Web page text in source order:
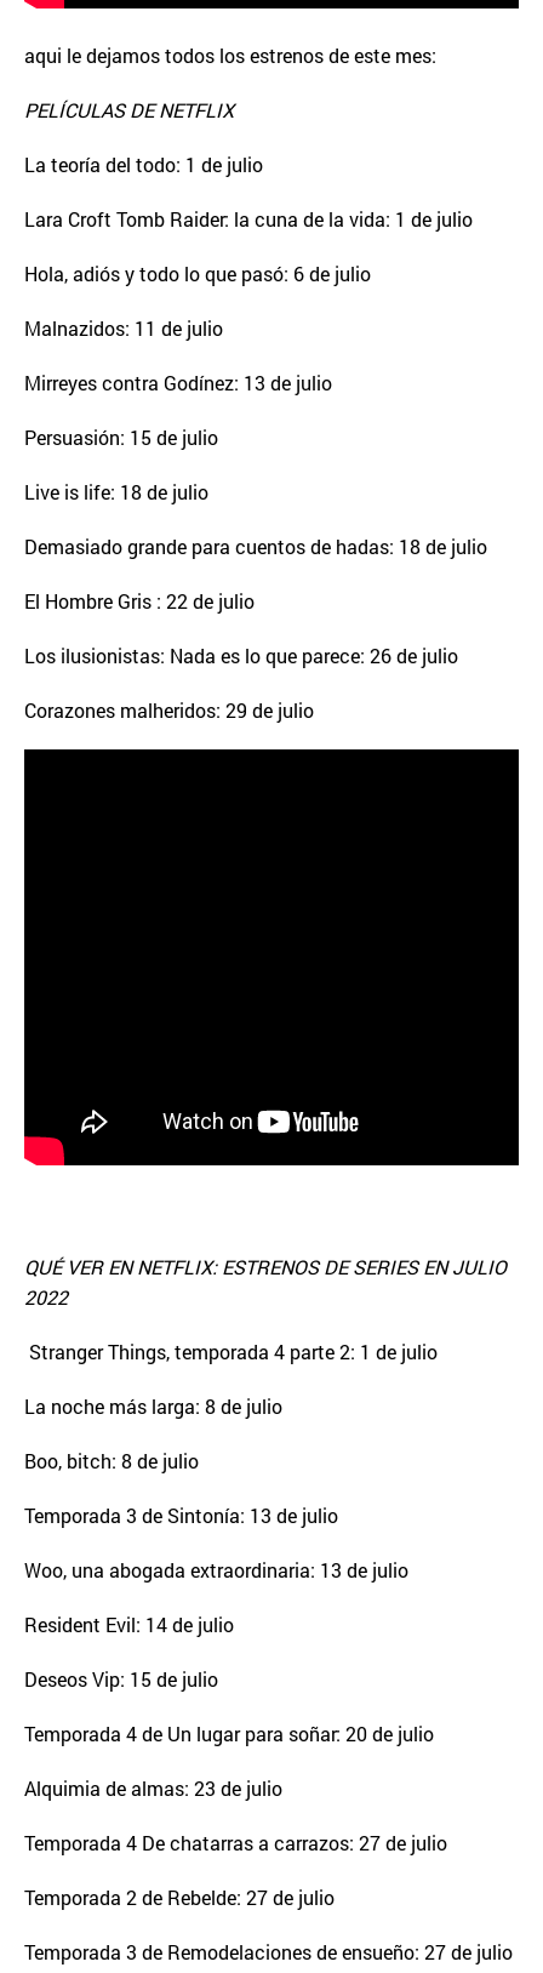
aqui le dejamos todos los estrenos de este mes:
PELÍCULAS DE NETFLIX
La teoría del todo: 1 de julio
Lara Croft Tomb Raider: la cuna de la vida: 1 de julio
Hola, adiós y todo lo que pasó: 6 de julio
Malnazidos: 11 de julio
Mirreyes contra Godínez: 13 de julio
Persuasión: 15 de julio
Live is life: 18 de julio
Demasiado grande para cuentos de hadas: 18 de julio
El Hombre Gris : 22 de julio
Los ilusionistas: Nada es lo que parece: 26 de julio
Corazones malheridos: 29 de julio
QUÉ VER EN NETFLIX: ESTRENOS DE SERIES EN JULIO
2022
Stranger Things, temporada 4 parte 2: 1 de julio
La noche más larga: 8 de julio
Boo, bitch: 8 de julio
Temporada 3 de Sintonía: 13 de julio
Woo, una abogada extraordinaria: 13 de julio
Resident Evil: 14 de julio
Deseos Vip: 15 de julio
Temporada 4 de Un lugar para soñar: 20 de julio
Alquimia de almas: 23 de julio
Temporada 4 De chatarras a carrazos: 27 de julio
Temporada 2 de Rebelde: 27 de julio
Temporada 3 de Remodelaciones de ensueño: 27 de julio